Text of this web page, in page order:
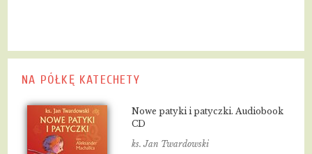
NA PÓŁKĘ KATECHETY
Nowe patyki i patyczki. Audiobook
CD
ks. Jan Twardowski